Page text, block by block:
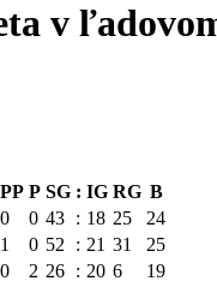
v
PP P SG : IG RG B
0 0 43 : 18 25
24
1 0 52 : 21 31
25
0 2 26 : 20 6
19